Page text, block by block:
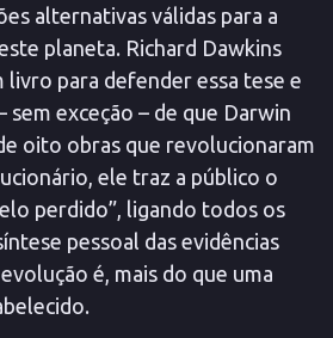
alternativas válidas para a
planeta. Richard Dawkins
livro para defender essa tese e
sem exceção – de que Darwin
oito obras que revolucionaram
ele traz a público o
perdido”, ligando todos os
pessoal das evidências
é, mais do que uma